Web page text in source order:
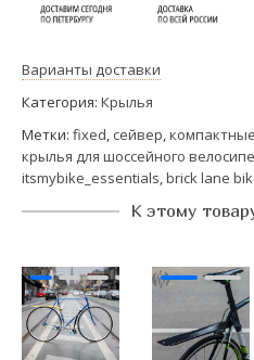
Варианты доставки
Категория: Крылья
Метки: fixed, сейвер,компактные
крылья для шоссейного
itsmybike_essentials,brick lane
К этому